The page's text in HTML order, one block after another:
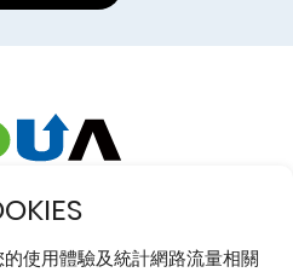
使用體驗及統計網路流量相關
款 人才招募
四段195號52館532室